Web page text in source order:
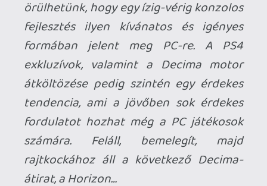
Majd a PS5 verzió. 😛 (Mindennek is
odacsap)
CeXzer 2020.08.17 12:57:48 #00137
Elvitte az elmúlt 10 év legbunkóbb
hozzászólása díjat, így megmaradt.
Fido4life
2020.08.17 12:43:38
Fido4life 2020.08.17 12:43:38 #00136
nagyon szivedre vetted ezt multkor 😃
CeXzer 2020.08.17 12:20:19